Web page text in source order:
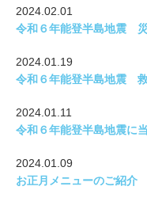
2024.02.01
令和６年能登半島地震
2024.01.19
令和６年能登半島地震
2024.01.11
令和６年能登半島地震に
2024.01.09
お正月メニューのご紹介